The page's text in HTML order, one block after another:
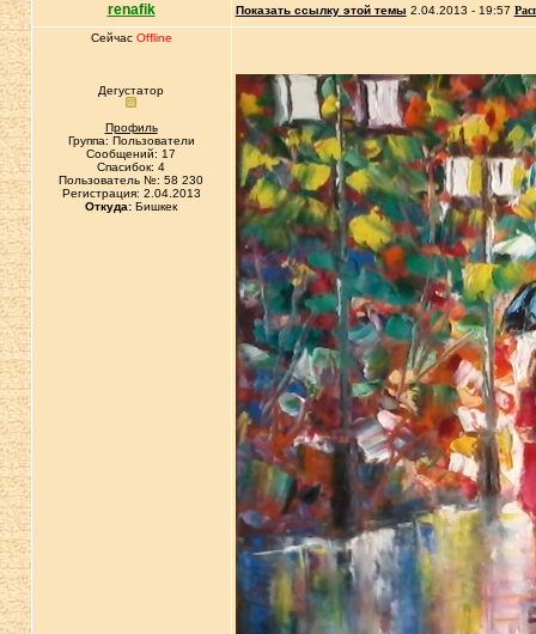
renafik Показать ссылку этой темы 2.04.2013 - 19:57
Сейчас Offline
Дегустатор
Профиль
Группа: Пользователи
Сообщений: 17
Спасибок: 4
Пользователь №: 58 230
Регистрация: 2.04.2013
Откуда: Бишкек